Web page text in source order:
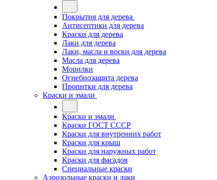
Покрытия для дерева
Антисептики для дерева
Краски для дерева
Лаки для дерева
Лаки, масла и воски для дерева
Масла для дерева
Морилки
Огнебиозащита дерева
Пропитки для дерева
Краски и эмали
Краски и эмали
Краски ГОСТ СССР
Краски для внутренних работ
Краски для крыш
Краски для наружных работ
Краски для фасадов
Специальные краски
Аэрозольные краски и лаки